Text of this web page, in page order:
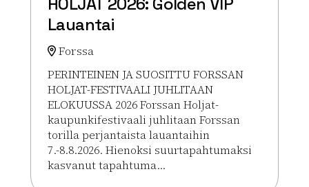
Lauantai
Forssa
PERINTEINEN JA SUOSITTU FORSSAN
HOLJAT-FESTIVAALI JUHLITAAN
ELOKUUSSA 2026 Forssan Holjat-
kaupunkifestivaali juhlitaan Forssan
torilla perjantaista lauantaihin
7.-8.8.2026. Hienoksi suurtapahtumaksi
kasvanut tapahtuma...